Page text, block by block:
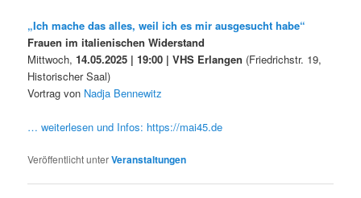
„Ich mache das alles, weil ich es mir ausgesucht habe“
Frauen im italienischen Widerstand
Mittwoch,14.05.2025 | 19:00 | VHS Erlangen (Friedrichstr. 19,
Historischer Saal)
Vortrag von Nadja Bennewitz
… weiterlesen und Infos: https://mai45.de
Veröffentlicht unterVeranstaltungen